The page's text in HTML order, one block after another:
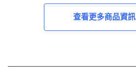
查看更多商品資訊